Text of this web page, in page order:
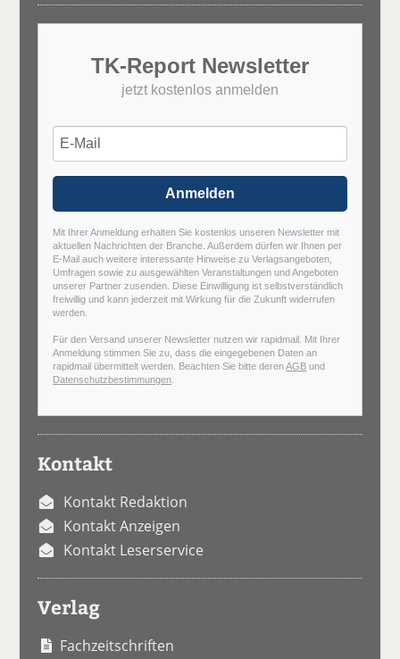
TK-Report Newsletter
jetzt kostenlos anmelden
Anmelden
Mit Ihrer Anmeldung erhalten Sie kostenlos unseren Newsletter mit
aktuellen Nachrichten der Branche. Außerdem dürfen wir Ihnen per
E-Mail auch weitere interessante Hinweise zu Verlagsangeboten,
Umfragen sowie zu ausgewählten Veranstaltungen und Angeboten
unserer Partner zusenden. Diese Einwilligung ist selbstverständlich
freiwillig und kann jederzeit mit Wirkung für die Zukunft widerrufen
werden.
Für den Versand unserer Newsletter nutzen wir rapidmail. Mit Ihrer
Anmeldung stimmen Sie zu, dass die eingegebenen Daten an
rapidmail übermittelt werden. Beachten Sie bitte derenAGB und
Datenschutzbestimmungen
Kontakt
Kontakt Redaktion
Kontakt Anzeigen
Kontakt Leserservice
Verlag
Fachzeitschriften